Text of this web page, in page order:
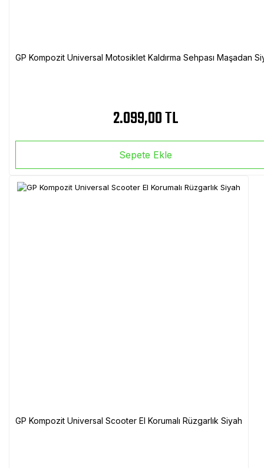
GP Kompozit Universal Motosiklet Kaldırma Sehpası Maşadan
2.099,00 TL
Sepete Ekle
GP Kompozit Universal Scooter El Korumalı Rüzgarlık Siyah